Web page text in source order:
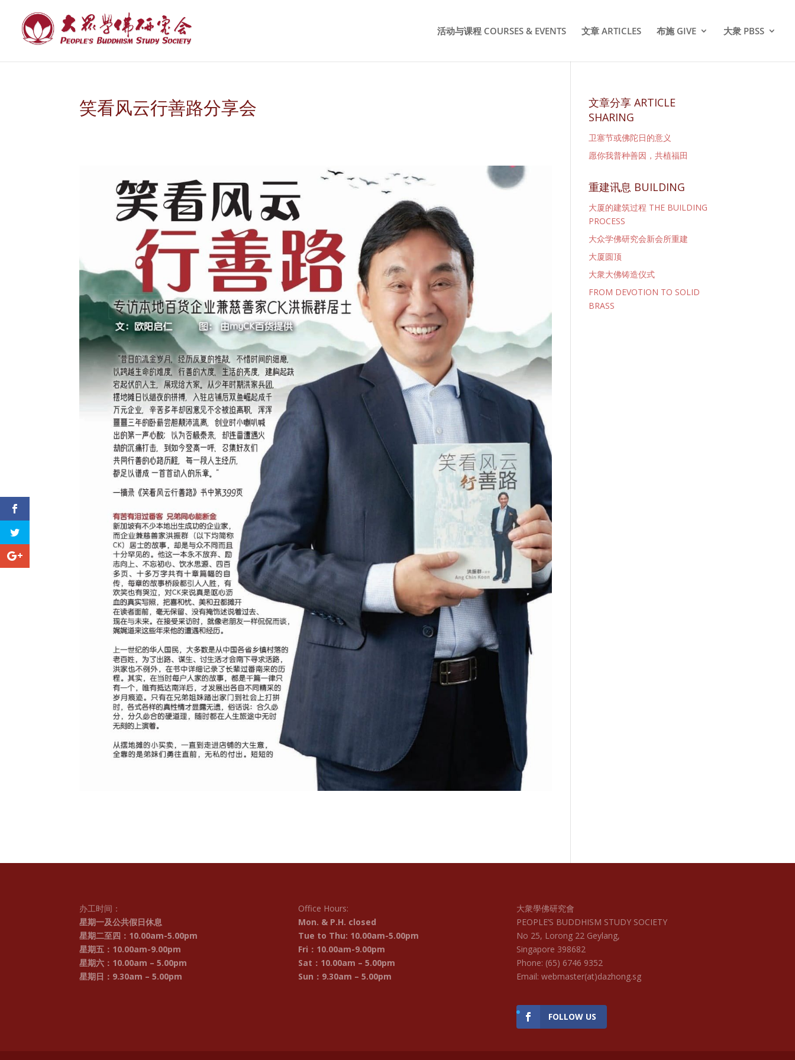
活动与课程 COURSES & EVENTS 文章 ARTICLES 布施 GIVE 大衆 PBSS
笑看风云行善路分享会
文章分享 ARTICLE
SHARING
卫塞节或佛陀日的意义
愿你我普种善因，共植福田
重建讯息 BUILDING
大厦的建筑过程 THE BUILDING
PROCESS
大众学佛研究会新会所重建
大厦圆顶
大衆大佛铸造仪式
FROM DEVOTION TO SOLID
BRASS
办工时间：
星期一及公共假日休息
星期二至四：10.00am-5.00pm
星期五：10.00am-9.00pm
星期六：10.00am – 5.00pm
星期日：9.30am – 5.00pm
Office Hours:
Mon. & P.H. closed
Tue to Thu: 10.00am-5.00pm
Fri：10.00am-9.00pm
Sat：10.00am – 5.00pm
Sun：9.30am – 5.00pm
大衆學佛研究會
PEOPLE’S BUDDHISM STUDY SOCIETY
No 25, Lorong 22 Geylang,
Singapore 398682
Phone: (65) 6746 9352
Email: webmaster(at)dazhong.sg
FOLLOW US